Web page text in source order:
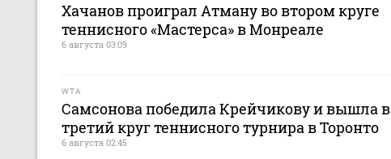
Хачанов проиграл Атману во втором круге
теннисного «Мастерса» в Монреале
6 августа 03:09
WTA
Самсонова победила Крейчикову и вышла в
третий круг теннисного турнира в Торонто
6 августа 02:45